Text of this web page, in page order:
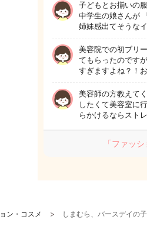
子どもとお揃いの
中学生の娘さんが
姉妹感出てそうな
美容院での初ブリ
てもらったのです
すぎますよね？！
美容師の方教えて
したくて美容室に
らかけるならスト
「ファッ
ン・コスメ しまむら、バースデイの